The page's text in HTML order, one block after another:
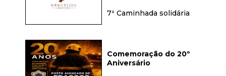
7ª Caminhada solidária
Comemoração do 20º
Aniversário